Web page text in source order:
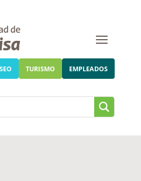
TURISMO EMPLEADOS